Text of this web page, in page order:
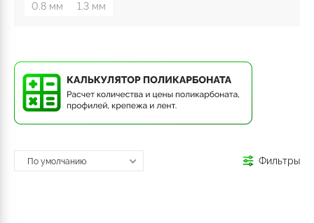
0.8 мм 1.3 мм
По умолчанию Фильтры